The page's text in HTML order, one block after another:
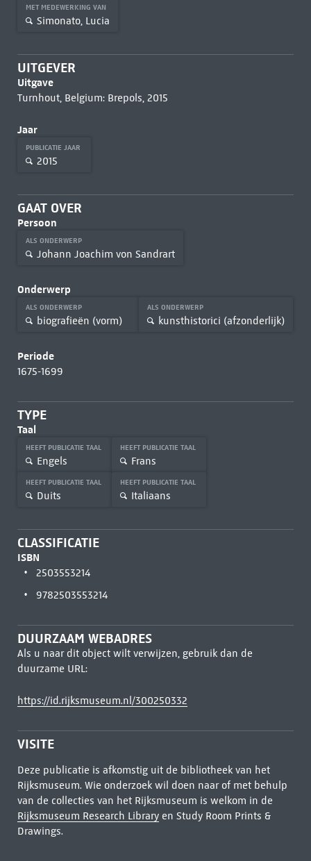
MET MEDEWERKING VAN
Simonato, Lucia
UITGEVER
Uitgave
Turnhout, Belgium: Brepols, 2015
Jaar
PUBLICATIE JAAR
2015
GAAT OVER
Persoon
ALS ONDERWERP
Johann Joachim von Sandrart
Onderwerp
ALS ONDERWERP
biografieën (vorm)
ALS ONDERWERP
kunsthistorici (afzonderlijk)
Periode
1675-1699
TYPE
Taal
HEEFT PUBLICATIE TAAL
Engels
HEEFT PUBLICATIE TAAL
Frans
HEEFT PUBLICATIE TAAL
Duits
HEEFT PUBLICATIE TAAL
Italiaans
CLASSIFICATIE
ISBN
2503553214
9782503553214
DUURZAAM WEBADRES
Als u naar dit object wilt verwijzen, gebruik dan de
duurzame URL:
https://id.rijksmuseum.nl/300250332
VISITE
Deze publicatie is afkomstig uit de bibliotheek van het
Rijksmuseum. Wie onderzoek wil doen naar of met behulp
van de collecties van het Rijksmuseum is welkom in de
Rijksmuseum Research Libraryen Study Room Prints &
Drawings.